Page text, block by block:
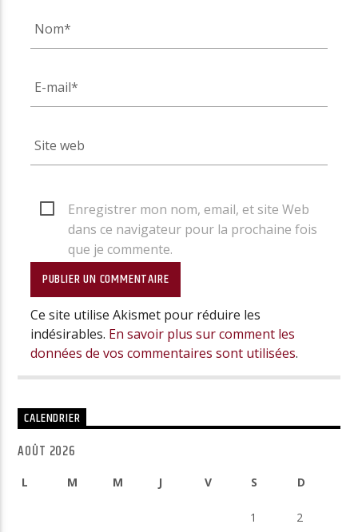
Enregistrer mon nom, email, et site Web
dans ce navigateur pour la prochaine fois
que je commente.
Ce site utilise Akismet pour réduire les
indésirables. En savoir plus sur comment les
données de vos commentaires sont utilisées.
CALENDRIER
AOÛT 2026
L M M J V S D
1
2